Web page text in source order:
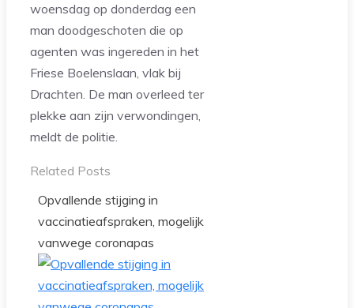
woensdag op donderdag een
man doodgeschoten die op
agenten was ingereden in het
Friese Boelenslaan, vlak bij
Drachten. De man overleed ter
plekke aan zijn verwondingen,
meldt de politie.
Related Posts
Opvallende stijging in
vaccinatieafspraken, mogelijk
vanwege coronapas